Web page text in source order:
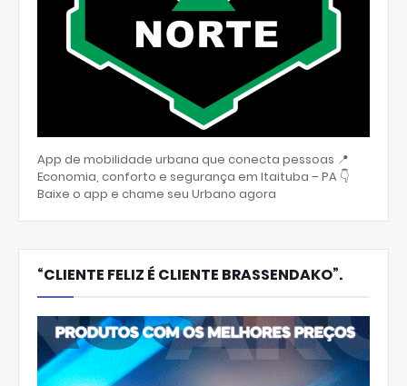
App de mobilidade urbana que conecta pessoas 📍
Economia, conforto e segurança em Itaituba – PA 👇
Baixe o app e chame seu Urbano agora
“CLIENTE FELIZ É CLIENTE BRASSENDAKO”.